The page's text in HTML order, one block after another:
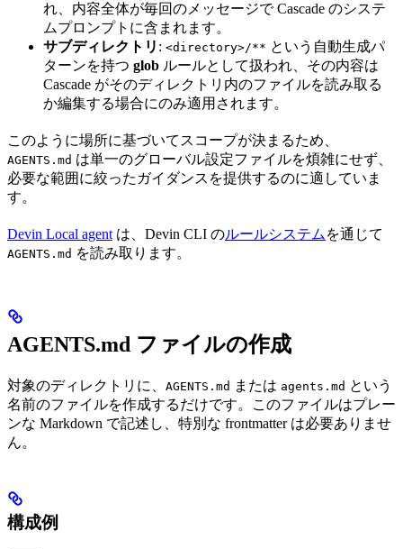
れ、内容全体が毎回のメッセージで Cascade のシステ
ムプロンプトに含まれます。
サブディレクトリ : <directory>/** という自動生成パ
ターンを持つ glob ルールとして扱われ、その内容は
Cascade がそのディレクトリ内のファイルを読み取る
か編集する場合にのみ適用されます。
このように場所に基づいてスコープが決まるため、
AGENTS.md は単一のグローバル設定ファイルを煩雑にせず、
必要な範囲に絞ったガイダンスを提供するのに適していま
す。
Devin Local agent は、Devin CLI のルールシステム を通じて
AGENTS.md を読み取ります。
AGENTS.md ファイルの作成
対象のディレクトリに、 AGENTS.md または agents.md という
名前のファイルを作成するだけです。このファイルはプレー
ンな Markdown で記述し、特別な frontmatter は必要ありませ
ん。
構成例